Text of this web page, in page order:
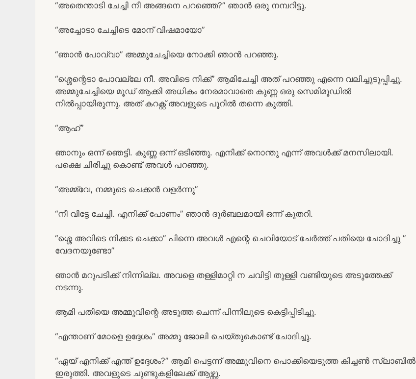
“അതെന്താടി ചേച്ചി നീ അങ്ങനെ പറഞ്ഞെ?” ഞാൻ ഒരു നമ്പറിട്ടു.
“അച്ചോടാ ചേച്ചിടെ മോന് വിഷമായോ”
“ഞാൻ പോവ്വാ” അമ്മുചേച്ചിയെ നോക്കി ഞാൻ പറഞ്ഞു.
“ശ്ശെന്റെടാ പോവല്ലേ നീ. അവിടെ നിക്ക്” ആമിചേച്ചി അത് പറഞ്ഞു എന്നെ വലിച്ചുടുപ്പിച്ചു.
അമ്മുചേച്ചിയെ മൂഡ് ആക്കി അധികം നേരമാവാതെ കുണ്ണ ഒരു സെമിമൂഡിൽ
നിൽപ്പായിരുന്നു. അത് കറക്റ്റ് അവളുടെ പൂറിൽ തന്നെ കുത്തി.
“ആഹ്”
ഞാനും ഒന്ന് ഞെട്ടി. കുണ്ണ ഒന്ന് ഒടിഞ്ഞു. എനിക്ക് നൊന്തു എന്ന് അവൾക്ക് മനസിലായി.
പക്ഷെ ചിരിച്ചു കൊണ്ട് അവൾ പറഞ്ഞു.
“അമ്മ്വേ, നമ്മുടെ ചെക്കൻ വളർന്നു”
“നീ വിട്ടേ ചേച്ചി. എനിക്ക് പോണം” ഞാൻ ദുർബലമായി ഒന്ന് കുതറി.
“ശ്ശെ അവിടെ നിക്കട ചെക്കാ” പിന്നെ അവൾ എന്റെ ചെവിയോട് ചേർത്ത് പതിയെ ചോദിച്ചു ”
വേദനയുണ്ടോ”
ഞാൻ മറുപടിക്ക് നിന്നില്ല. അവളെ തള്ളിമാറ്റി ന ചവിട്ടി തുള്ളി വണ്ടിയുടെ അടുത്തേക്ക്
നടന്നു.
ആമി പതിയെ അമ്മുവിന്റെ അടുത്ത ചെന്ന് പിന്നിലൂടെ കെട്ടിപ്പിടിച്ചു.
“എന്താണ് മോളെ ഉദ്ദേശം” അമ്മു ജോലി ചെയ്തുകൊണ്ട് ചോദിച്ചു.
“ഏയ് എനിക്ക് എന്ത് ഉദ്ദേശം?” ആമി പെട്ടന്ന് അമ്മുവിനെ പൊക്കിയെടുത്ത കിച്ചൺ സ്ലാബിൽ
ഇരുത്തി. അവളുടെ ചുണ്ടുകളിലേക്ക് ആഴ്ന്നു.